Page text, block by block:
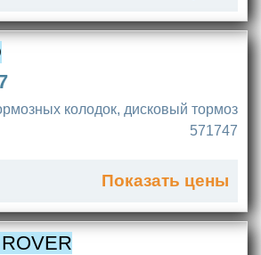
колодок, дисковый тормоз
571747
Показать цены